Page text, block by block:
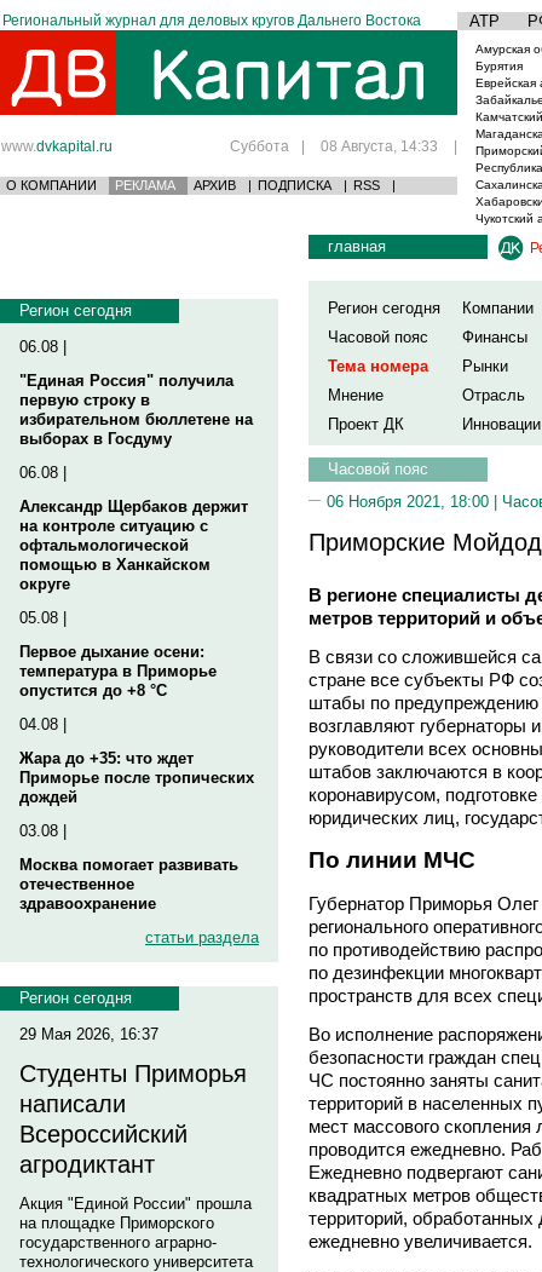
Региональный журнал для деловых кругов Дальнего Востока АТР
www.dvkapital.ru Суббота | 08 Августа, 14:33 |
О КОМПАНИИ РЕКЛАМА АРХИВ | ПОДПИСКА | RSS |
Амурская
Бурятия
Еврейская
Чукотский
Регион сегодня
06.08 |
"Единая Россия" получила
первую строку в
избирательном бюллетене на
выборах в Госдуму
06.08 |
Александр Щербаков держит
на контроле ситуацию с
офтальмологической
помощью в Ханкайском
округе
05.08 |
Первое дыхание осени:
температура в Приморье
опустится до +8 °C
04.08 |
Жара до +35: что ждет
Приморье после тропических
дождей
03.08 |
Москва помогает развивать
отечественное
здравоохранение
статьи раздела
Регион сегодня
29 Мая 2026, 16:37
Студенты Приморья
написали
Всероссийский
агродиктант
Акция "Единой России" прошла
на площадке Приморского
государственного аграрно-
технологического университета
главная
Регион сегодня
Компании
Часовой пояс
Финансы
Тема номера
Рынки
Мнение
Отрасль
Проект ДК
Инновации
Часовой пояс
06 Ноября 2021, 18:00 |
Приморские
В регионе специалисты
метров территорий и
В связи со сложившейся
стране все субъекты РФ
штабы по предупреждению
возглавляют губернаторы
руководители всех
штабов заключаются в
коронавирусом,
юридических лиц,
По линии МЧС
Губернатор Приморья
регионального
по противодействию
по дезинфекции
пространств для всех
Во исполнение
безопасности граждан
ЧС постоянно заняты
территорий в населенных
мест массового
проводится ежедневно.
Ежедневно подвергают
квадратных метров
территорий,
ежедневно увеличивается.